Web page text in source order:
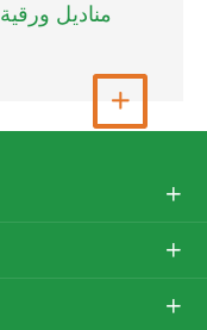
مناديل ورقية
عرض المزيد



